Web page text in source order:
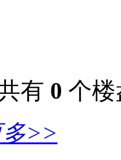
有 0 个楼
多>>